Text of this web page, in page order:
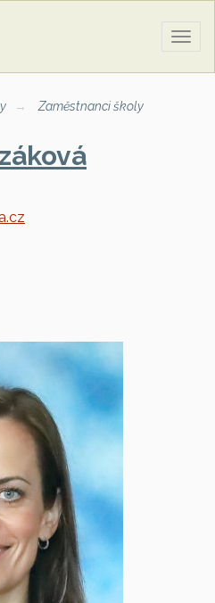
Zaměstnanci školy